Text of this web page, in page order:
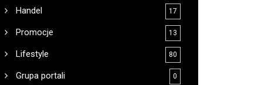
Handel 17
Promocje 13
Lifestyle 80
Grupa portali 0